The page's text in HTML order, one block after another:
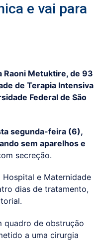
e vai para
Raoni Metuktire, de 93
de Terapia Intensiva
Federal de São
segunda-feira (6),
sem aparelhos e
secreção.
Hospital e Maternidade
dias de tratamento,
quadro de obstrução
a uma cirurgia